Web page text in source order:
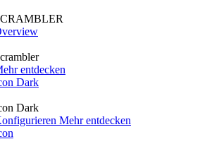
entdecken
Dark
Dark
Mehr entdecken